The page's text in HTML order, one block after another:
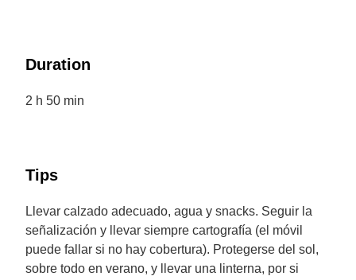
Duration
2 h 50 min
Tips
Llevar calzado adecuado, agua y snacks. Seguir la
señalización y llevar siempre cartografía (el móvil
puede fallar si no hay cobertura). Protegerse del sol,
sobre todo en verano, y llevar una linterna, por si